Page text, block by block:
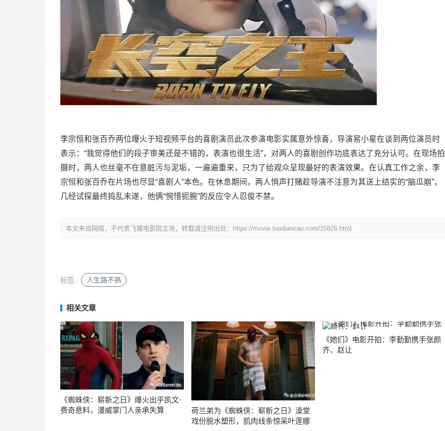
李宗恒和张百乔两位爆火于短视频平台的喜剧演员此次参演电影实属意外惊喜，导演易小星在谈到两位演员时
表示：“我觉得他们的段子审美还是不错的，表演也很生活”，对两人的喜剧创作功底表达了充分认可。在现场拍
摄时，两人也丝毫不在意脏污与泥垢，一遍遍重来，只为了给观众呈现最好的表演效果。在认真工作之余，李
宗恒和张百乔在片场也尽显“喜剧人”本色。在休息期间，两人悄声打赌趁导演不注意为其送上结实的“脑瓜崩”，
几经试探最终捣乱未遂，他俩“惋惜扼腕”的反应令人忍俊不禁。
本文来自网络，不代表飞猪电影院立场，转载请注明出处：https://movie.toodiancao.com/15826.html
标签: 人生路不熟
相关文章
《蜘蛛侠：崭新之日》爆火出乎凯文·
费奇意料，漫威掌门人亲承失算
荷兰弟为《蜘蛛侠：崭新之日》澡堂
戏份脱水塑形，肌肉线条惊呆叶莲娜
《她们》电影开拍：李勤勤携手张颜
齐、赵让